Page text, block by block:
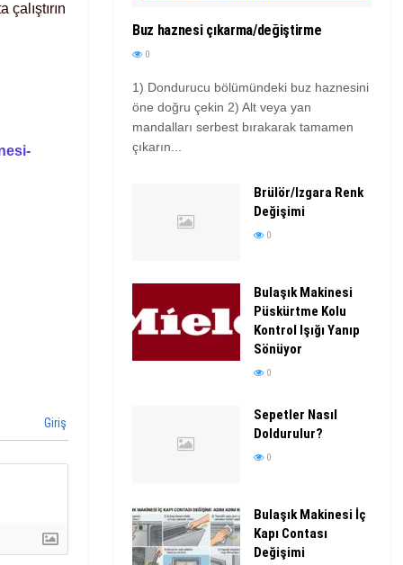
Giriş
Buz haznesi çıkarma/değiştirme
0
1) Dondurucu bölümündeki buz haznesini
öne doğru çekin 2) Alt veya yan
mandalları serbest bırakarak tamamen
çıkarın...
Brülör/Izgara Renk
Değişimi
0
Bulaşık Makinesi
Püskürtme Kolu
Kontrol Işığı Yanıp
Sönüyor
0
Sepetler Nasıl
Doldurulur?
0
Bulaşık Makinesi İç
Kapı Contası
Değişimi